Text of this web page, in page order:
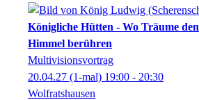
Königliche Hütten - Wo Träume den
Himmel berühren
Multivisionsvortrag
20.04.27 (1-mal) 19:00 - 20:30
Wolfratshausen